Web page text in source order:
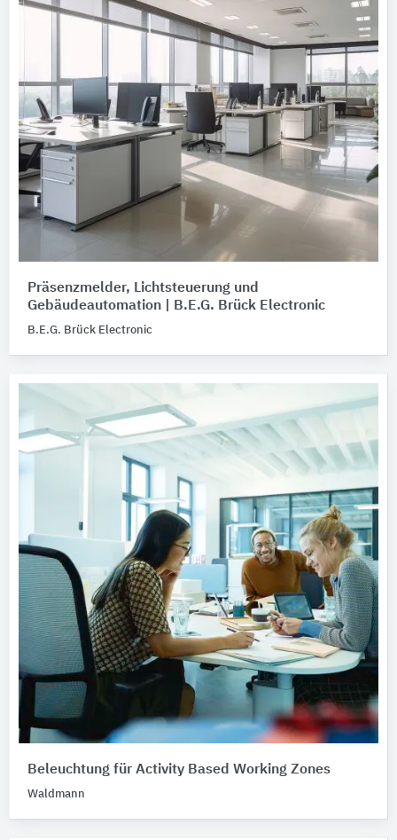
Präsenzmelder, Lichtsteuerung und
Gebäudeautomation | B.E.G. Brück Electronic
B.E.G. Brück Electronic
Beleuchtung für Activity Based Working Zones
Waldmann